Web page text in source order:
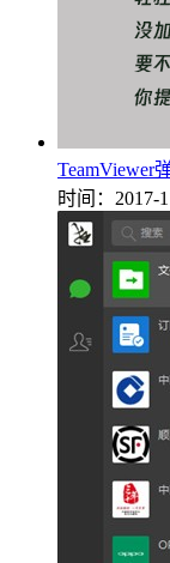
TeamViewer
时间：2017-